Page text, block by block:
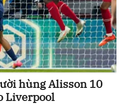
hùng Alisson 10
Liverpool